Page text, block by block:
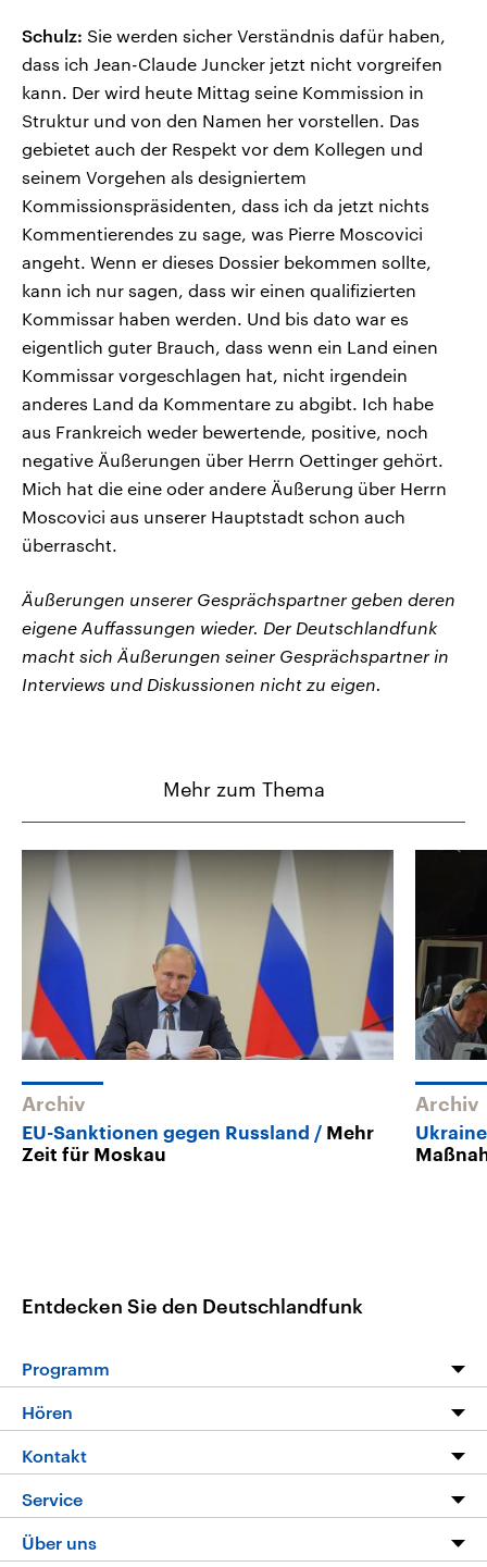
Schulz: Sie werden sicher Verständnis dafür haben,
dass ich Jean-Claude Juncker jetzt nicht vorgreifen
kann. Der wird heute Mittag seine Kommission in
Struktur und von den Namen her vorstellen. Das
gebietet auch der Respekt vor dem Kollegen und
seinem Vorgehen als designiertem
Kommissionspräsidenten, dass ich da jetzt nichts
Kommentierendes zu sage, was Pierre Moscovici
angeht. Wenn er dieses Dossier bekommen sollte,
kann ich nur sagen, dass wir einen qualifizierten
Kommissar haben werden. Und bis dato war es
eigentlich guter Brauch, dass wenn ein Land einen
Kommissar vorgeschlagen hat, nicht irgendein
anderes Land da Kommentare zu abgibt. Ich habe
aus Frankreich weder bewertende, positive, noch
negative Äußerungen über Herrn Oettinger gehört.
Mich hat die eine oder andere Äußerung über Herrn
Moscovici aus unserer Hauptstadt schon auch
überrascht.
Äußerungen unserer Gesprächspartner geben deren
eigene Auffassungen wieder. Der Deutschlandfunk
macht sich Äußerungen seiner Gesprächspartner in
Interviews und Diskussionen nicht zu eigen.
Mehr zum Thema
Archiv
EU-Sanktionen gegen Russland
Mehr
Zeit für Moskau
Archiv
Entdecken Sie den Deutschlandfunk
Programm
Programm
Die Nachrichten
Nachrichtenleicht
Neue Beiträge auf dlf.de
Hören
Livestream
Podcasts
Deutschlandfunk App
Kontakt
Hörerservice
Service
FAQ
Über uns